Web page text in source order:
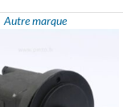
Autre marque